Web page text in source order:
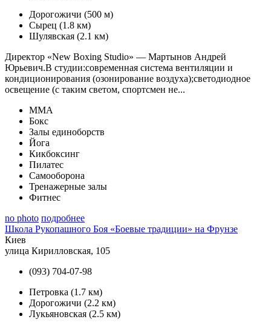
Дорогожичи (500 м)
Сырец (1.8 км)
Шулявская (2.1 км)
Директор «New Boxing Studio» — Мартынов Андрей
Юрьевич.В студии:современная система вентиляции и
кондиционирования (озонирование воздуха);светодиодное
освещение (с таким светом, спортсмен не...
MMA
Бокс
Залы единоборств
Йога
Кикбоксинг
Пилатес
Самооборона
Тренажерные залы
Фитнес
no photo подробнее
Школа Рукопашного Боя «Боевые традиции» на Фрунзе
Киев
улица Кирилловская, 105
(093) 704-07-98
Петровка (1.7 км)
Дорогожичи (2.2 км)
Лукьяновская (2.5 км)